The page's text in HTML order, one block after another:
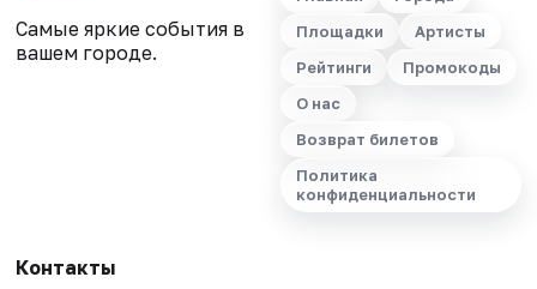
Самые яркие события в
вашем городе.
Площадки
Артисты
Рейтинги
Промокоды
О нас
Возврат билетов
Политика
конфиденциальности
Контакты